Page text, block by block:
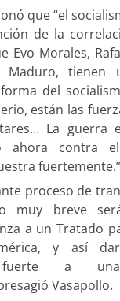
que “el
de la
Evo Morales,
Maduro, tienen
del
están las
La guerra
ahora contra
fuertemente.”
proceso de
muy breve
a un Tratado
y así
fuerte a una
Vasapollo.